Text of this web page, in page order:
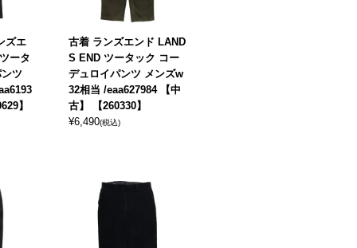
ズエ
ータ
ツ
】
古着 ランズエンド LAND
S END ツータック コー
デュロイパンツ メンズw
32相当 /eaa627984 【中
古】 【260330】
¥6,490(税込)